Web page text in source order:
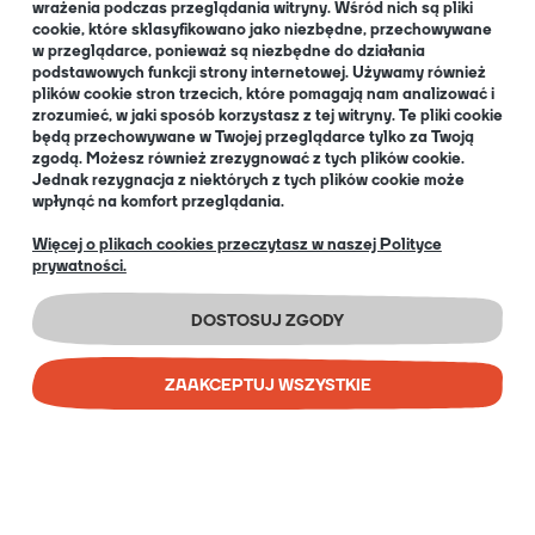
O NAS
O nas
Informacja dla Klubów
Blog
+48 32 334 85 38
EN
COPYRIGHT © 2026 PORTAL GAMES SP. Z O.O.
wrażenia podczas przeglądania witryny. Wśród nich są pliki
cookie, które sklasyfikowano jako niezbędne, przechowywane
w przeglądarce, ponieważ są niezbędne do działania
podstawowych funkcji strony internetowej. Używamy również
plików cookie stron trzecich, które pomagają nam analizować i
zrozumieć, w jaki sposób korzystasz z tej witryny. Te pliki cookie
będą przechowywane w Twojej przeglądarce tylko za Twoją
zgodą. Możesz również zrezygnować z tych plików cookie.
Jednak rezygnacja z niektórych z tych plików cookie może
wpłynąć na komfort przeglądania.
Więcej o plikach cookies przeczytasz w naszej Polityce
prywatności.
DOSTOSUJ ZGODY
ZAAKCEPTUJ WSZYSTKIE